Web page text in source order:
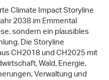
Climate Impact Storyline
2038 im Emmental
sondern ein plausibles
Die Storyline
CH2018 und CH2025 mit
Wald, Energie,
Verwaltung und